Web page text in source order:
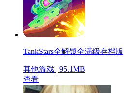
TankStars全解锁全满级存档版
其他游戏 | 95.1MB
查看